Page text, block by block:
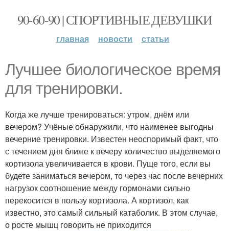
90-60-90 | СПОРТИВНЫЕ ДЕВУШКИ
главная новости статьи
Лучшее биологическое время
для тренировки.
Когда же лучше тренироваться: утром, днём или
вечером? Учёные обнаружили, что наименее выгодны
вечерние тренировки. Известен неоспоримый факт, что
с течением дня ближе к вечеру количество выделяемого
кортизола увеличивается в крови. Пуще того, если вы
будете заниматься вечером, то через час после вечерних
нагрузок соотношение между гормонами сильно
перекосится в пользу кортизола. А кортизол, как
известно, это самый сильный катаболик. В этом случае,
о росте мышц говорить не приходится